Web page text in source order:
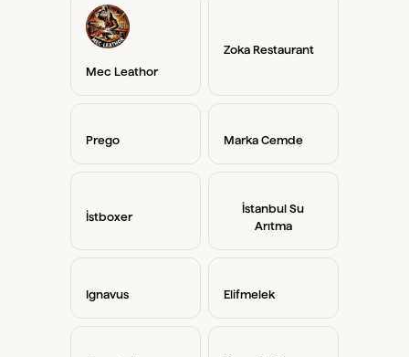
Mec Leathor
Zoka Restaurant
Prego Marka Cemde
İstboxer
İstanbul Su
Arıtma
Ignavus Elifmelek